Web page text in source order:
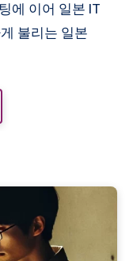
불리는 일본